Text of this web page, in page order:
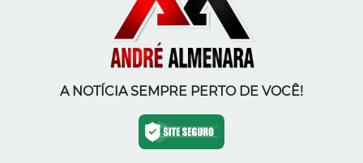
A NOTÍCIA SEMPRE PERTO DE VOCÊ!